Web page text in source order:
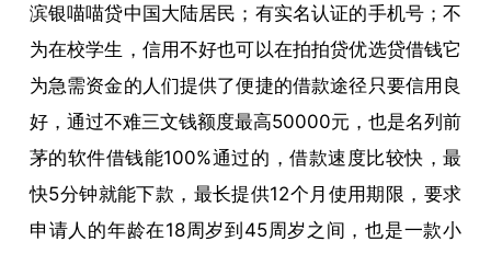
滨银喵喵贷中国大陆居民；有实名认证的手机号；不
为在校学生，信用不好也可以在拍拍贷优选贷借钱它
为急需资金的人们提供了便捷的借款途径只要信用良
好，通过不难三文钱额度最高50000元，也是名列前
茅的软件借钱能100%通过的，借款速度比较快，最
快5分钟就能下款，最长提供12个月使用期限，要求
申请人的年龄在18周岁到45周岁之间，也是一款小